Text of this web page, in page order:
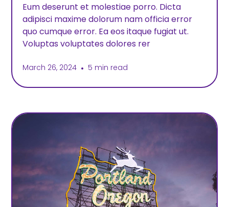
Eum deserunt et molestiae porro. Dicta
adipisci maxime dolorum nam officia error
quo cumque error. Ea eos itaque fugiat ut.
Voluptas voluptates dolores rer
March 26, 2024 • 5 min read